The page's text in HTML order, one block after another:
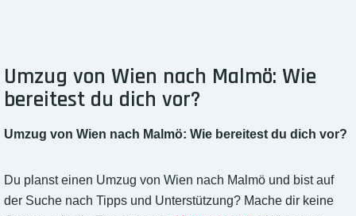
Umzug von Wien nach Malmö: Wie
bereitest du dich vor?
Umzug von Wien nach Malmö: Wie bereitest du dich vor?
Du planst einen Umzug von Wien nach Malmö und bist auf
der Suche nach Tipps und Unterstützung? Mache dir keine